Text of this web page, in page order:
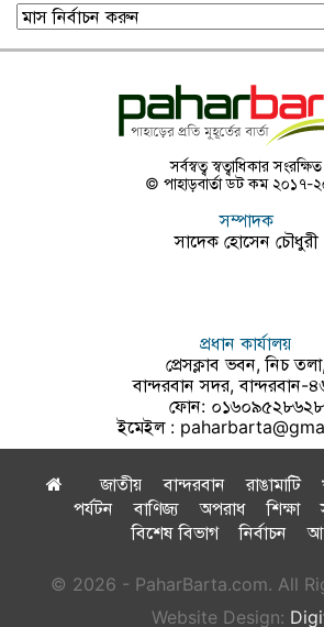
পাহাড়বার্তা
আর্কাইভ
সর্বস্বত্ব স্বত্বাধিকার সংরক্ষিত
© পাহাড়বার্তা ডট কম ২০১৭-
সম্পাদক
সাদেক হোসেন চৌধুরী
প্রধান কার্যালয়
প্রেসক্লাব ভবন, নিচ
বান্দরবান সদর, বান্দরবান-
ফোন: ০১৬০৯৫২৮৬২৮
ইমেইল :
জাতীয় বান্দরবান রাঙামাটি
পর্যটন
বাণিজ্য অপরাধ শিক্ষা
বিশেষ বিভাগ
নির্বাচন
© 2026 - PaharBarta.com. All
Website Design: